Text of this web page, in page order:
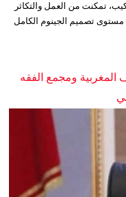
تمكنت من العمل والتكاثر
مستوى تصميم الجينوم الكامل
المغربية ومجمع الفقه